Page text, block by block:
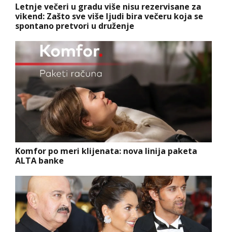
Letnje večeri u gradu više nisu rezervisane za
vikend: Zašto sve više ljudi bira večeru koja se
spontano pretvori u druženje
Komfor po meri klijenata: nova linija paketa
ALTA banke